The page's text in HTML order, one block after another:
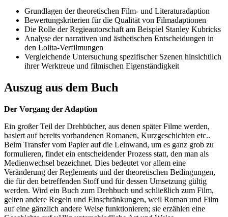
Grundlagen der theoretischen Film- und Literaturadaption
Bewertungskriterien für die Qualität von Filmadaptionen
Die Rolle der Regieautorschaft am Beispiel Stanley Kubricks
Analyse der narrativen und ästhetischen Entscheidungen in
den Lolita-Verfilmungen
Vergleichende Untersuchung spezifischer Szenen hinsichtlich
ihrer Werktreue und filmischen Eigenständigkeit
Auszug aus dem Buch
Der Vorgang der Adaption
Ein großer Teil der Drehbücher, aus denen später Filme werden,
basiert auf bereits vorhandenen Romanen, Kurzgeschichten etc..
Beim Transfer vom Papier auf die Leinwand, um es ganz grob zu
formulieren, findet ein entscheidender Prozess statt, den man als
Medienwechsel bezeichnet. Dies bedeutet vor allem eine
Veränderung der Reglements und der theoretischen Bedingungen,
die für den betreffenden Stoff und für dessen Umsetzung gültig
werden. Wird ein Buch zum Drehbuch und schließlich zum Film,
gelten andere Regeln und Einschränkungen, weil Roman und Film
auf eine gänzlich andere Weise funktionieren; sie erzählen eine